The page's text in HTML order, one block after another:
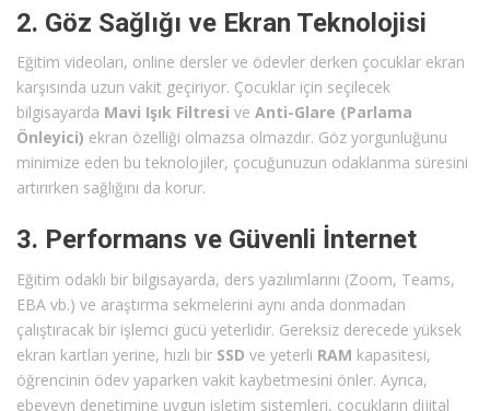
2. Göz Sağlığı ve Ekran Teknolojisi
Eğitim videoları, online dersler ve ödevler derken çocuklar ekran
karşısında uzun vakit geçiriyor. Çocuklar için seçilecek
bilgisayarda Mavi Işık Filtresi ve Anti-Glare (Parlama
Önleyici) ekran özelliği olmazsa olmazdır. Göz yorgunluğunu
minimize eden bu teknolojiler, çocuğunuzun odaklanma süresini
artırırken sağlığını da korur.
3. Performans ve Güvenli İnternet
Eğitim odaklı bir bilgisayarda, ders yazılımlarını (Zoom, Teams,
EBA vb.) ve araştırma sekmelerini aynı anda donmadan
çalıştıracak bir işlemci gücü yeterlidir. Gereksiz derecede yüksek
ekran kartları yerine, hızlı bir SSD ve yeterli RAM kapasitesi,
öğrencinin ödev yaparken vakit kaybetmesini önler. Ayrıca,
ebeveyn denetimine uygun işletim sistemleri, çocukların dijital